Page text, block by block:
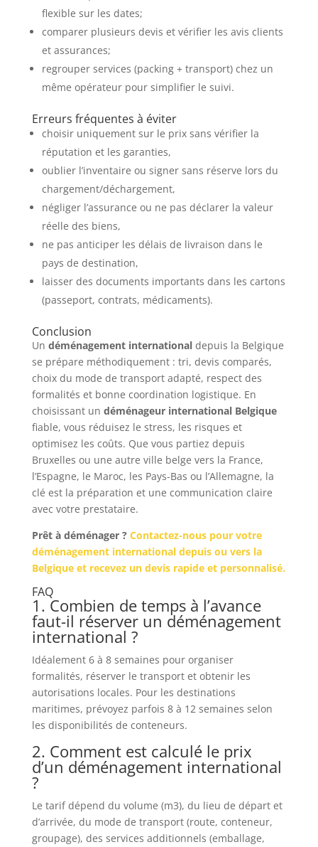
flexible sur les dates;
comparer plusieurs devis et vérifier les avis clients
et assurances;
regrouper services (packing + transport) chez un
même opérateur pour simplifier le suivi.
Erreurs fréquentes à éviter
choisir uniquement sur le prix sans vérifier la
réputation et les garanties,
oublier l’inventaire ou signer sans réserve lors du
chargement/déchargement,
négliger l’assurance ou ne pas déclarer la valeur
réelle des biens,
ne pas anticiper les délais de livraison dans le
pays de destination,
laisser des documents importants dans les cartons
(passeport, contrats, médicaments).
Conclusion
Un déménagement internationaldepuis la Belgique
se prépare méthodiquement : tri, devis comparés,
choix du mode de transport adapté, respect des
formalités et bonne coordination logistique. En
choisissant un déménageur international Belgique
fiable, vous réduisez le stress, les risques et
optimisez les coûts. Que vous partiez depuis
Bruxelles ou une autre ville belge vers la France,
l’Espagne, le Maroc, les Pays-Bas ou l’Allemagne, la
clé est la préparation et une communication claire
avec votre prestataire.
Prêt à déménager ? Contactez-nous pour votre
déménagement international depuis ou vers la
Belgique et recevez un devis rapide et personnalisé.
FAQ
1. Combien de temps à l’avance
faut-il réserver un déménagement
international ?
Idéalement 6 à 8 semaines pour organiser
formalités, réserver le transport et obtenir les
autorisations locales. Pour les destinations
maritimes, prévoyez parfois 8 à 12 semaines selon
les disponibilités de conteneurs.
2. Comment est calculé le prix
d’un déménagement international
?
Le tarif dépend du volume (m3), du lieu de départ et
d’arrivée, du mode de transport (route, conteneur,
groupage), des services additionnels (emballage,